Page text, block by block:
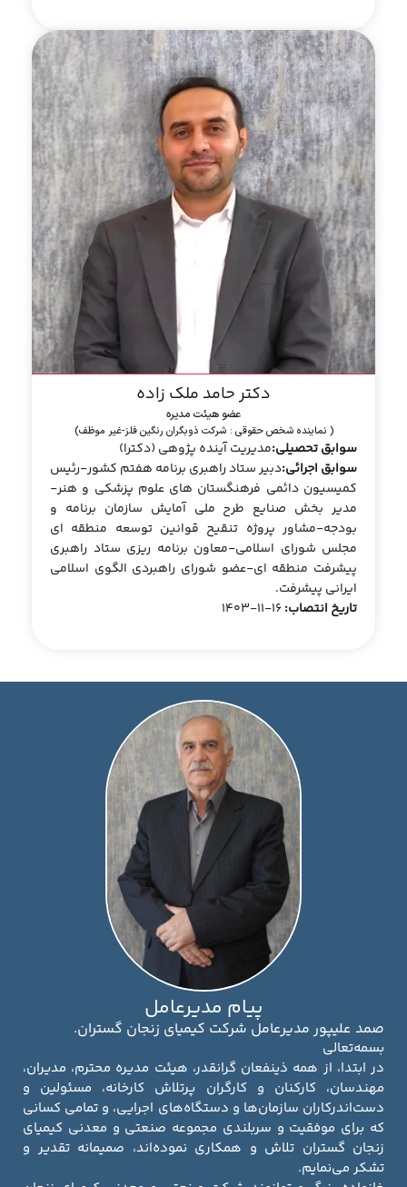
دکتر حامد ملک زاده
عضو هیئت مدیره
( نماینده شخص حقوقی : شرکت ذوبگران رنگین فلز-غیر موظف)
سوابق تحصیلی:مدیریت آینده پژوهی (دکترا)
سوابق اجرائی:دبیر ستاد راهبری برنامه هفتم کشور-رئیس
کمیسیون دائمی فرهنگستان های علوم پزشکی و هنر-
مدیر بخش صنایع طرح ملی آمایش سازمان برنامه و
بودجه-مشاور پروژه تنقیح قوانین توسعه منطقه ای
مجلس شورای اسلامی-معاون برنامه ریزی ستاد راهبری
پیشرفت منطقه ای-عضو شورای راهبردی الگوی اسلامی
ایرانی پیشرفت.
تاریخ انتصاب:
پیام مدیرعامل
صمد علیپور مدیرعامل شرکت کیمیای زنجان گستران.
بسمه‌تعالی
در ابتدا، از همه ذینفعان گرانقدر، هیئت مدیره محترم، مدیران،
مهندسان، کارکنان و کارگران پرتلاش کارخانه، مسئولین و
دست‌اندرکاران سازمان‌ها و دستگاه‌های اجرایی، و تمامی کسانی
که برای موفقیت و سربلندی مجموعه صنعتی و معدنی کیمیای
زنجان گستران تلاش و همکاری نموده‌اند، صمیمانه تقدیر و
تشکر می‌نمایم.